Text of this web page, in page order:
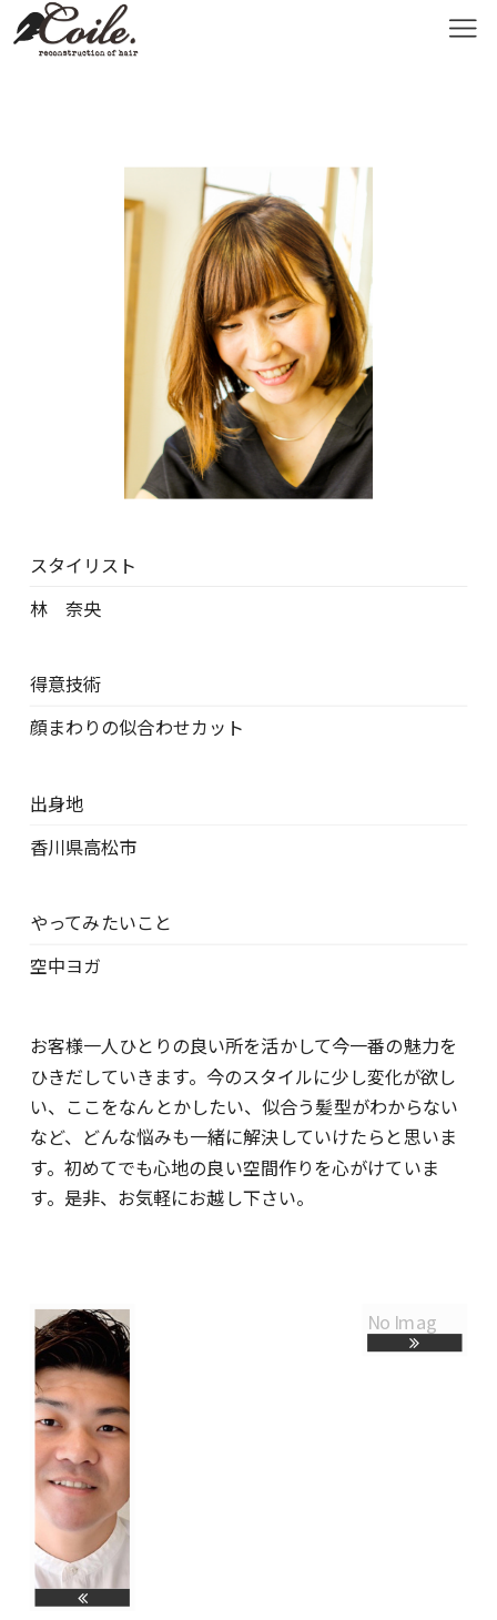
スタイリスト
林 奈央
得意技術
顔まわりの似合わせカット
出身地
香川県高松市
やってみたいこと
空中ヨガ
お客様一人ひとりの良い所を活かして今一番の魅力を
ひきだしていきます。今のスタイルに少し変化が欲し
い、ここをなんとかしたい、似合う髪型がわからない
など、どんな悩みも一緒に解決していけたらと思いま
す。初めてでも心地の良い空間作りを心がけていま
す。是非、お気軽にお越し下さい。
No Imag